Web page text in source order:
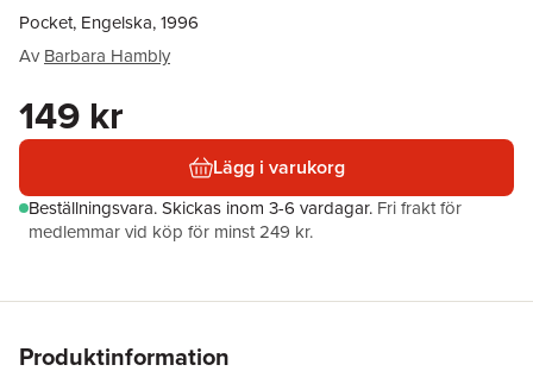
Pocket, Engelska, 1996
Av Barbara Hambly
149 kr
Lägg i varukorg
Beställningsvara.Skickas inom 3-6 vardagar. Fri frakt för
medlemmar vid köp för minst 249 kr.
Produktinformation